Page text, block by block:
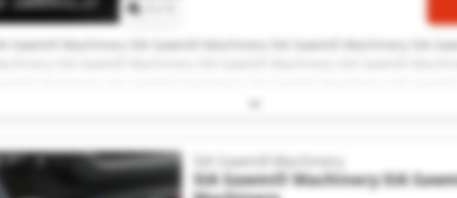
Sawmill Machinery SIA Sawmill Machinery SIA Sawmill Machinery SIA
SIA Sawmill Machinery SIA Sawmill Machinery
SIA Sawmill Machinery
SIA Sawmill MachinerySIA